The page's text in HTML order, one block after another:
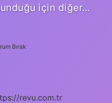
için diğer…
Bırak
revu.com.tr